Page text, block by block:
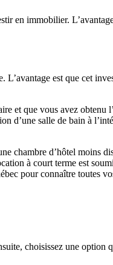
en immobilier.
est que cet
et que vous avez
d’une salle de bain à
chambre d’hôtel moins
à court terme est
pour connaître toutes
choisissez une option